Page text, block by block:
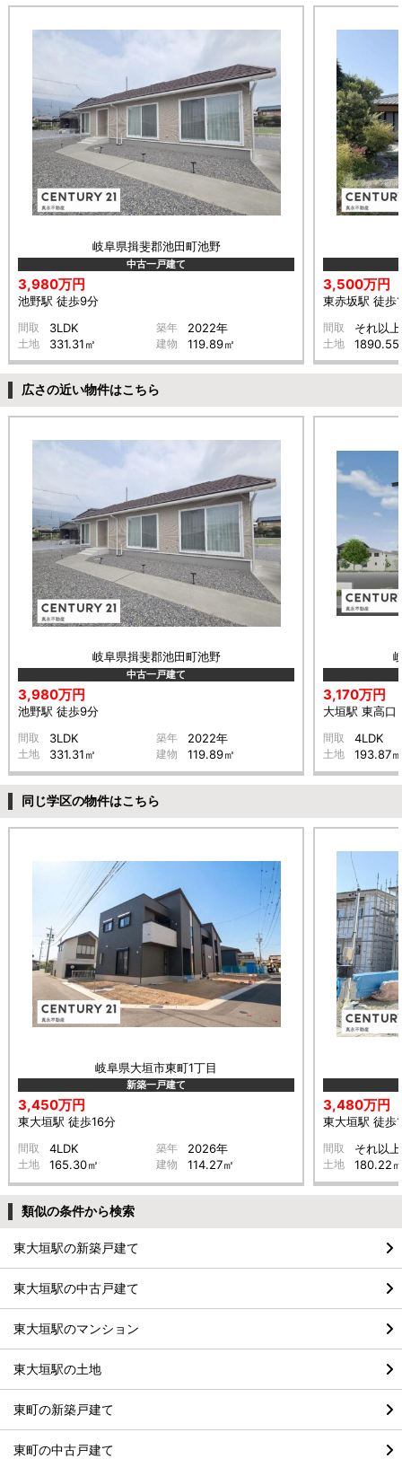
岐阜県揖斐郡池田町池野
中古一戸建て
3,980万円
池野駅 徒歩9分
間取 3LDK 築年 2022年
土地 331.31㎡ 建物 119.89㎡
3,500万円
東赤坂駅 徒歩
間取 それ以上
土地 1890.55
広さの近い物件はこちら
岐阜県揖斐郡池田町池野
中古一戸建て
3,980万円
池野駅 徒歩9分
間取 3LDK 築年 2022年
土地 331.31㎡ 建物 119.89㎡
3,170万円
大垣駅 東高口
間取 4LDK
土地 193.87㎡
同じ学区の物件はこちら
岐阜県大垣市東町1丁目
新築一戸建て
3,450万円
東大垣駅 徒歩16分
間取 4LDK 築年 2026年
土地 165.30㎡ 建物 114.27㎡
3,480万円
東大垣駅 徒歩
間取 それ以上
土地 180.22
類似の条件から検索
東大垣駅の新築戸建て
東大垣駅の中古戸建て
東大垣駅のマンション
東大垣駅の土地
東町の新築戸建て
東町の中古戸建て